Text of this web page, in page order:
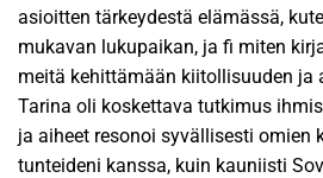
asioitten tärkeydestä elämässä,
mukavan lukupaikan, ja fi miten
meitä kehittämään kiitollisuuden ja
Tarina oli koskettava tutkimus
ja aiheet resonoi syvällisesti omien
tunteideni kanssa, kuin kauniisti